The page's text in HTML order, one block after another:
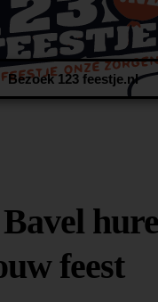
Bezoek 123 feestje.nl
feest